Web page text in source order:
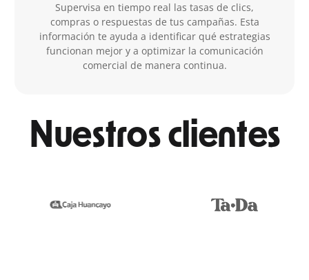
Supervisa en tiempo real las tasas de clics,
compras o respuestas de tus campañas. Esta
información te ayuda a identificar qué estrategias
funcionan mejor y a optimizar la comunicación
comercial de manera continua.
Nuestros clientes